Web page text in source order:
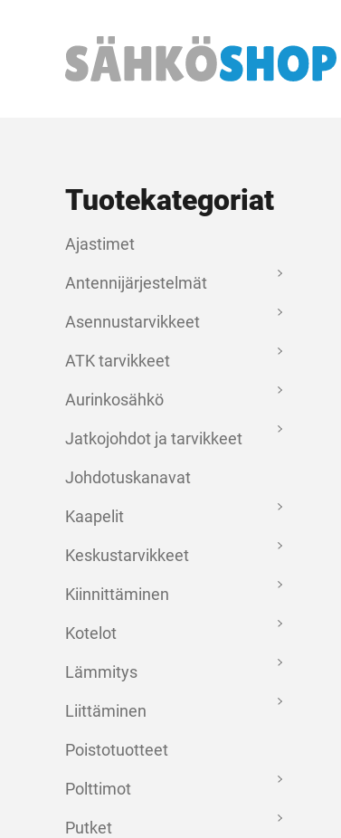
Päävalikko
Tuotekategoriat
Ajastimet
Antennijärjestelmät
Asennustarvikkeet
ATK tarvikkeet
Aurinkosähkö
Jatkojohdot ja tarvikkeet
Johdotuskanavat
Kaapelit
Keskustarvikkeet
Kiinnittäminen
Kotelot
Lämmitys
Liittäminen
Poistotuotteet
Polttimot
Putket